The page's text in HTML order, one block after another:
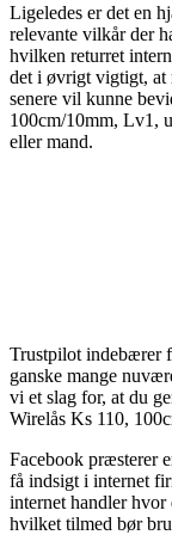
Ligeledes er det en
relevante vilkår der
hvilken returret
det i øvrigt vigtigt, at
senere vil kunne
100cm/10mm, Lv1,
eller mand.
Trustpilot indebærer
ganske mange
vi et slag for, at du
Wirelås Ks 110,
Facebook præsterer
få indsigt i internet
internet handler hvor
hvilket tilmed bør